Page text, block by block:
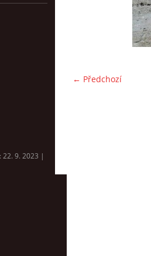
9. 2023 |
← Předchozí